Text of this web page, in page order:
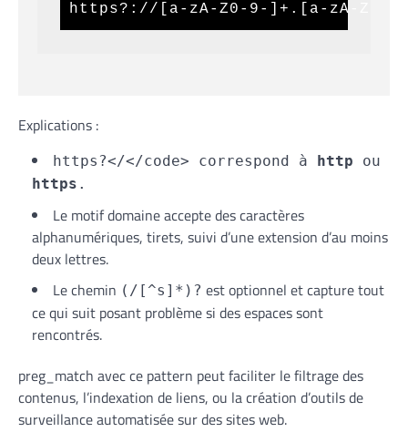
https?://[a-zA-Z0-9-]+.[a-zA-
Explications :
https?</</code> correspond à http ou
https .
Le motif domaine accepte des caractères
alphanumériques, tirets, suivi d’une extension d’au moins
deux lettres.
Le chemin (/[^s]*)? est optionnel et capture tout
ce qui suit posant problème si des espaces sont
rencontrés.
preg_match avec ce pattern peut faciliter le filtrage des
contenus, l’indexation de liens, ou la création d’outils de
surveillance automatisée sur des sites web.